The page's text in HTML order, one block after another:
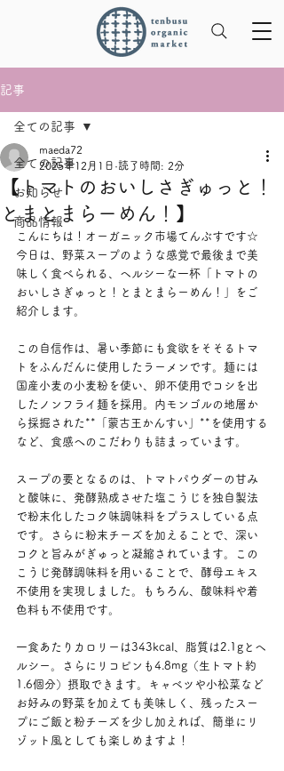
記事
全ての記事
お知らせ
商品情報
全ての記事
【トマトのおいしさぎゅっと！
とまとまらーめん！】
maeda72
2025年12月1日 読了時間: 2分
こんにちは！オーガニック市場てんぶすです☆
今日は、野菜スープのような感覚で最後まで美
味しく食べられる、ヘルシーな一杯「トマトの
おいしさぎゅっと！とまとまらーめん！」をご
紹介します。
この自信作は、暑い季節にも食欲をそそるトマ
トをふんだんに使用したラーメンです。麺には
国産小麦の小麦粉を使い、卵不使用でコシを出
したノンフライ麺を採用。内モンゴルの地層か
ら採掘された**「蒙古王かんすい」**を使用する
など、食感へのこだわりも詰まっています。
スープの要となるのは、トマトパウダーの甘み
と酸味に、発酵熟成させた塩こうじを独自製法
で粉末化したコク味調味料をプラスしている点
です。さらに粉末チーズを加えることで、深い
コクと旨みがぎゅっと凝縮されています。この
こうじ発酵調味料を用いることで、酵母エキス
不使用を実現しました。もちろん、酸味料や着
色料も不使用です。
一食あたりカロリーは343kcal、脂質は2.1gとヘ
ルシー。さらにリコピンも4.8mg（生トマト約
1.6個分）摂取できます。キャベツや小松菜など
お好みの野菜を加えても美味しく、残ったスー
プにご飯と粉チーズを少し加えれば、簡単にリ
ゾット風としても楽しめますよ！